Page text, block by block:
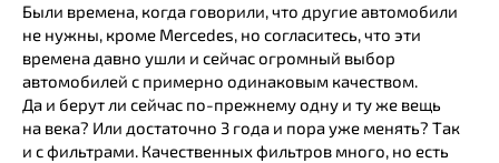
Были времена, когда говорили, что другие автомобили
не нужны, кроме Mercedes, но согласитесь, что эти
времена давно ушли и сейчас огромный выбор
автомобилей с примерно одинаковым качеством.
Да и берут ли сейчас по-прежнему одну и ту же вещь
на века? Или достаточно 3 года и пора уже менять? Так
и с фильтрами. Качественных фильтров много, но есть